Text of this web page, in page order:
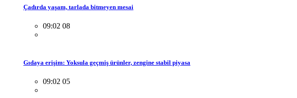
Çadırda yaşam, tarlada bitmeyen mesai
09:02 08
Gıdaya erişim: Yoksula geçmiş ürünler, zengine stabil piyasa
09:02 05